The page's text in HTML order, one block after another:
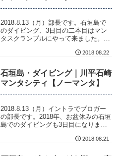
2018.8.13（月）部長です。石垣島で
のダイビング、3日目の二本目はマン
タスクランブルにやって来ました。と
2018.08.22
石垣島・ダイビング｜川平石崎
マンタシティ【ノーマンタ】
2018.8.13（月）イントラでブロガー
の部長です。2018年、お盆休みの石垣
島でのダイビングも3日目になりまし
2018.08.21